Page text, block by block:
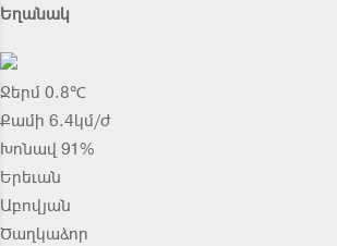
Եղանակ
Ջերմ 0.8℃
Քամի 6.4կմ/ժ
Խոնավ 91%
Երեւան
Աբովյան
Ծաղկաձոր